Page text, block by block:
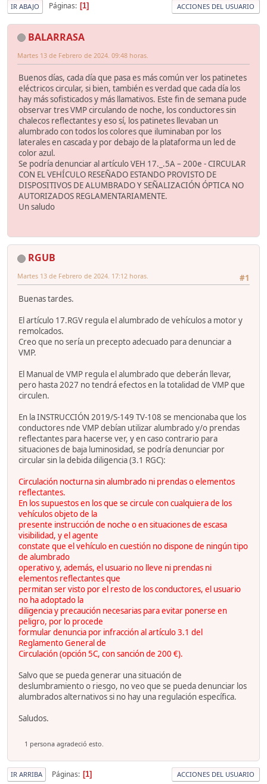
IR ABAJO Páginas 1 ACCIONES DEL USUARIO
BALARRASA
Martes 13 de Febrero de 2024. 09:48 horas.
Buenos días, cada día que pasa es más común ver los patinetes
eléctricos circular, si bien, también es verdad que cada día los
hay más sofisticados y más llamativos. Este fin de semana pude
observar tres VMP circulando de noche, los conductores sin
chalecos reflectantes y eso sí, los patinetes llevaban un
alumbrado con todos los colores que iluminaban por los
laterales en cascada y por debajo de la plataforma un led de
color azul.
Se podría denunciar al artículo VEH 17._.5A – 200e - CIRCULAR
CON EL VEHÍCULO RESEÑADO ESTANDO PROVISTO DE
DISPOSITIVOS DE ALUMBRADO Y SEÑALIZACIÓN ÓPTICA NO
AUTORIZADOS REGLAMENTARIAMENTE.
Un saludo
RGUB
#1
Martes 13 de Febrero de 2024. 17:12 horas.
Buenas tardes.
El artículo 17.RGV regula el alumbrado de vehículos a motor y
remolcados.
Creo que no sería un precepto adecuado para denunciar a
VMP.
El Manual de VMP regula el alumbrado que deberán llevar,
pero hasta 2027 no tendrá efectos en la totalidad de VMP que
circulen.
En la INSTRUCCIÓN 2019/S-149 TV-108 se mencionaba que los
conductores nde VMP debían utilizar alumbrado y/o prendas
reflectantes para hacerse ver, y en caso contrario para
situaciones de baja luminosidad, se podría denunciar por
circular sin la debida diligencia (3.1 RGC):
Circulación nocturna sin alumbrado ni prendas o elementos
reflectantes.
En los supuestos en los que se circule con cualquiera de los
vehículos objeto de la
presente instrucción de noche o en situaciones de escasa
visibilidad, y el agente
constate que el vehículo en cuestión no dispone de ningún tipo
de alumbrado
operativo y, además, el usuario no lleve ni prendas ni
elementos reflectantes que
permitan ser visto por el resto de los conductores, el usuario
no ha adoptado la
diligencia y precaución necesarias para evitar ponerse en
peligro, por lo procede
formular denuncia por infracción al artículo 3.1 del
Reglamento General de
Circulación (opción 5C, con sanción de 200 €).
Salvo que se pueda generar una situación de
deslumbramiento o riesgo, no veo que se pueda denunciar los
alumbrados alternativos si no hay una regulación específica.
Saludos.
1 persona agradeció esto.
IR ARRIBA Páginas 1 ACCIONES DEL USUARIO